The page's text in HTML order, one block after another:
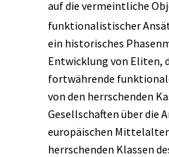
auf die vermeintliche
funktionalistischer
ein historisches
Entwicklung von Eliten,
fortwährende
von den herrschenden
Gesellschaften über die
europäischen
herrschenden Klassen